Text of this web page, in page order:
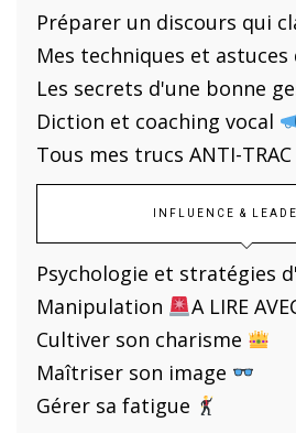
Préparer un discours qui
Mes techniques et
Les secrets d'une bonne
Diction et coaching vocal
Tous mes trucs ANTI-TRAC
INFLUENCE &
Psychologie et stratégies
Manipulation
A LIRE
Cultiver son charisme
Maîtriser son image
Gérer sa fatigue